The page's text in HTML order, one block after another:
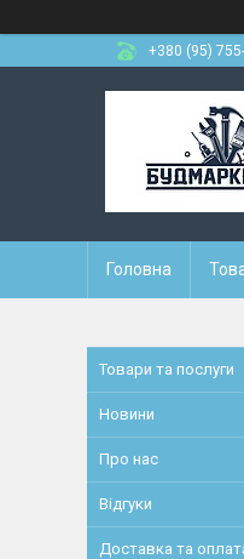
+380 (95)
Головна
Товари та послуги
Новини
Про нас
Відгуки
Доставка та